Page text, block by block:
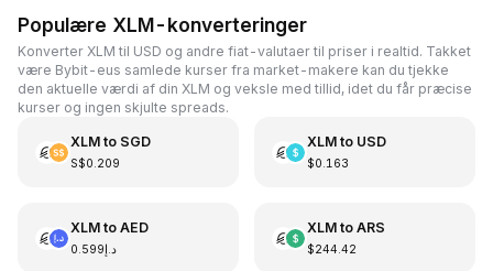
Populære XLM-konverteringer
Konverter XLM til USD og andre fiat-valutaer til priser i realtid. Takket
være Bybit-eus samlede kurser fra market-makere kan du tjekke
den aktuelle værdi af din XLM og veksle med tillid, idet du får præcise
kurser og ingen skjulte spreads.
XLMto SGD
S$0.209
XLMto USD
$0.163
XLMto AED
د.إ0.599
XLMto ARS
$244.42